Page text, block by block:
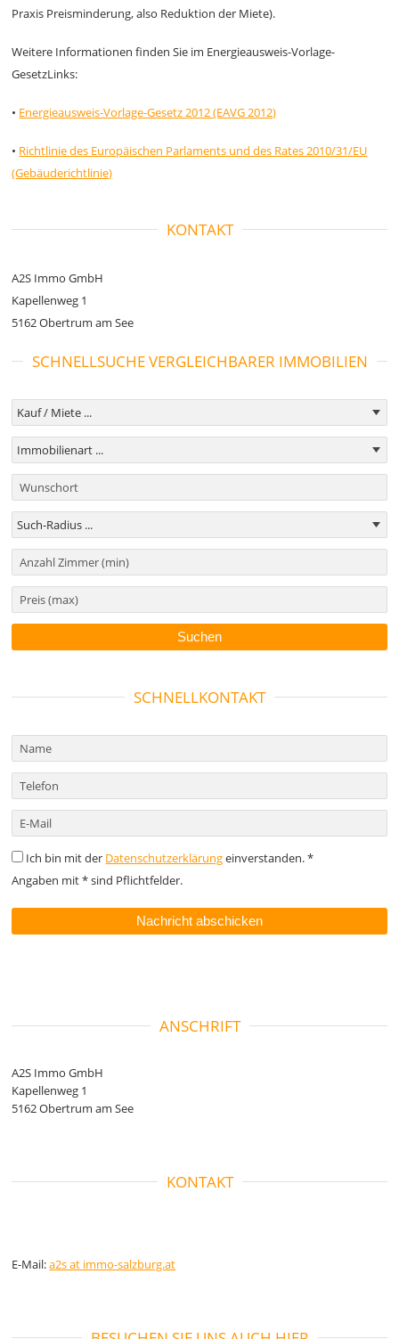
Praxis Preisminderung, also Reduktion der Miete).
Weitere Informationen finden Sie im Energieausweis-Vorlage-
GesetzLinks:
• Energieausweis-Vorlage-Gesetz 2012 (EAVG 2012)
• Richtlinie des Europäischen Parlaments und des Rates 2010/31/EU
(Gebäuderichtlinie)
KONTAKT
A2S Immo GmbH
Kapellenweg 1
5162 Obertrum am See
SCHNELLSUCHE VERGLEICHBARER IMMOBILIEN
SCHNELLKONTAKT
Ich bin mit der Datenschutzerklärungeinverstanden. *
Angaben mit * sind Pflichtfelder.
ANSCHRIFT
A2S Immo GmbH
Kapellenweg 1
5162 Obertrum am See
KONTAKT
E-Mail:a2s at immo-salzburg.at